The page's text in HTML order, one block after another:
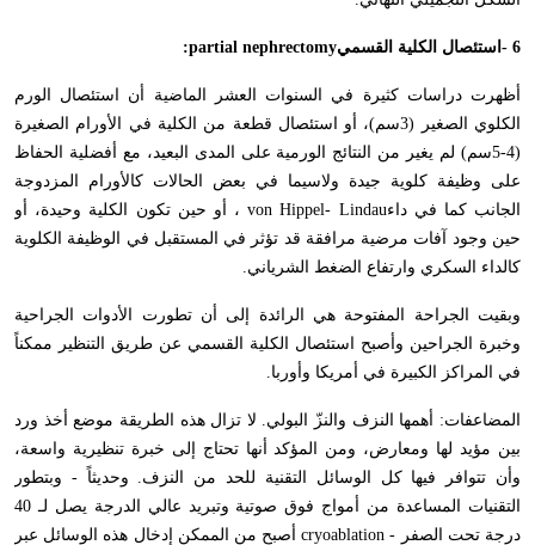
- 6 استئصال الكلية القسمي:partial nephrectomy
أظهرت دراسات كثيرة في السنوات العشر الماضية أن استئصال الورم
الكلوي الصغير (3سم)، أو استئصال قطعة من الكلية في الأورام الصغيرة
(4-5سم) لم يغير من النتائج الورمية على المدى البعيد، مع أفضلية الحفاظ
على وظيفة كلوية جيدة ولاسيما في بعض الحالات كالأورام المزدوجة
الجانب كما في داءvon Hippel- Lindau ، أو حين تكون الكلية وحيدة، أو
حين وجود آفات مرضية مرافقة قد تؤثر في المستقبل في الوظيفة الكلوية
كالداء السكري وارتفاع الضغط الشرياني.
وبقيت الجراحة المفتوحة هي الرائدة إلى أن تطورت الأدوات الجراحية
وخبرة الجراحين وأصبح استئصال الكلية القسمي عن طريق التنظير ممكناً
في المراكز الكبيرة في أمريكا وأوربا.
المضاعفات: أهمها النزف والنزّ البولي. لا تزال هذه الطريقة موضع أخذ ورد
بين مؤيد لها ومعارض، ومن المؤكد أنها تحتاج إلى خبرة تنظيرية واسعة،
وأن تتوافر فيها كل الوسائل التقنية للحد من النزف. وحديثاً - وبتطور
التقنيات المساعدة من أمواج فوق صوتية وتبريد عالي الدرجة يصل لـ 40
درجة تحت الصفر cryoablation - أصبح من الممكن إدخال هذه الوسائل عبر